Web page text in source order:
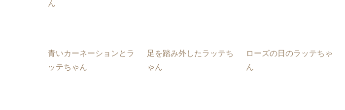
ん
青いカーネーションとラ
ッテちゃん
足を踏み外したラッテち
ゃん
ローズの日のラッテちゃ
ん